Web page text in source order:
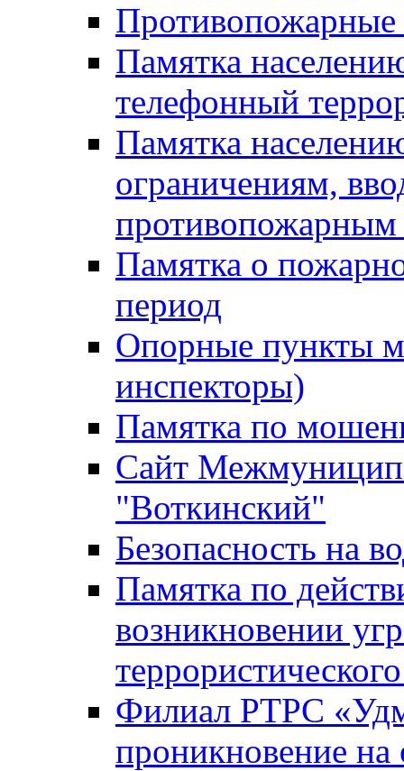
Противопожарные
Памятка
телефонный
Памятка
ограничениям,
Памятка о
период
Опорные пункты
инспекторы)
Памятка по
Сайт
"Воткинский"
Безопасность на
Памятка по
возникновении
Филиал РТРС
проникновение на